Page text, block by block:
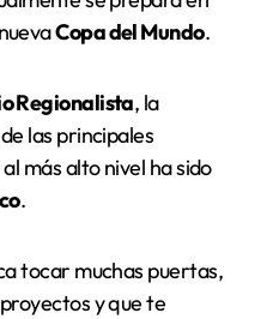
Copa del Mundo.
Regionalista, la
las principales
más alto nivel ha sido
.
tocar muchas puertas,
y que te